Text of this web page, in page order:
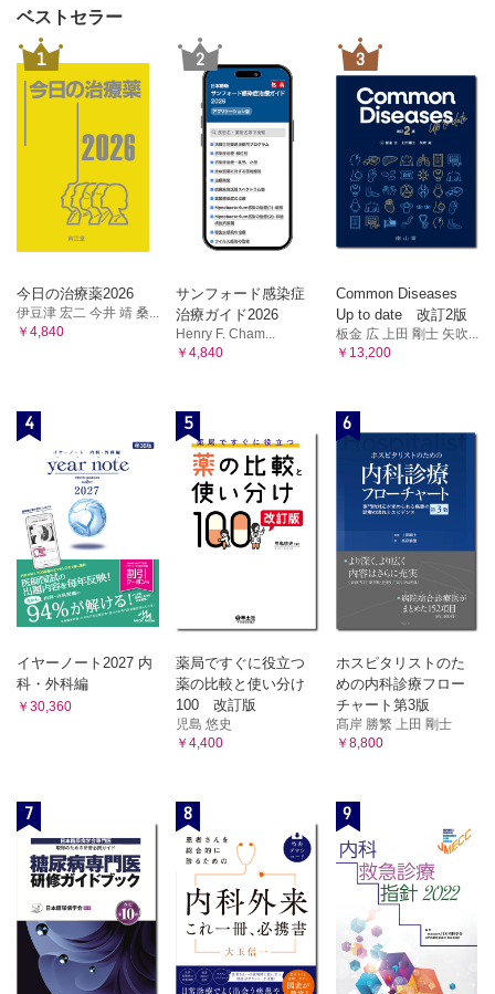
ベストセラー
1
今日の治療薬2026
伊豆津 宏二 今井 靖 桑...
￥4,840
2
サンフォード感染症
治療ガイド2026
Henry F. Cham...
￥4,840
3
Common Diseases
Up to date 改訂2版
板金 広 上田 剛士 矢吹...
￥13,200
4
イヤーノート2027 内
科・外科編
￥30,360
5
薬局ですぐに役立つ
薬の比較と使い分け
100 改訂版
児島 悠史
￥4,400
6
ホスピタリストのた
めの内科診療フロー
チャート第3版
髙岸 勝繁 上田 剛士
￥8,800
7 8 9